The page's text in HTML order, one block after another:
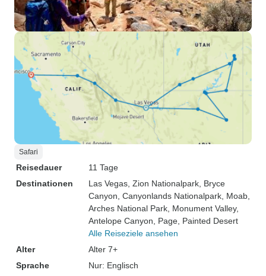
Safari
Reisedauer
11 Tage
Destinationen
Las Vegas , Zion Nationalpark , Bryce
Canyon , Canyonlands Nationalpark , Moab
Arches National Park , Monument Valley,
Antelope Canyon , Page , Painted Desert
Alle Reiseziele ansehen
Alter
Alter 7+
Sprache
Nur: Englisch